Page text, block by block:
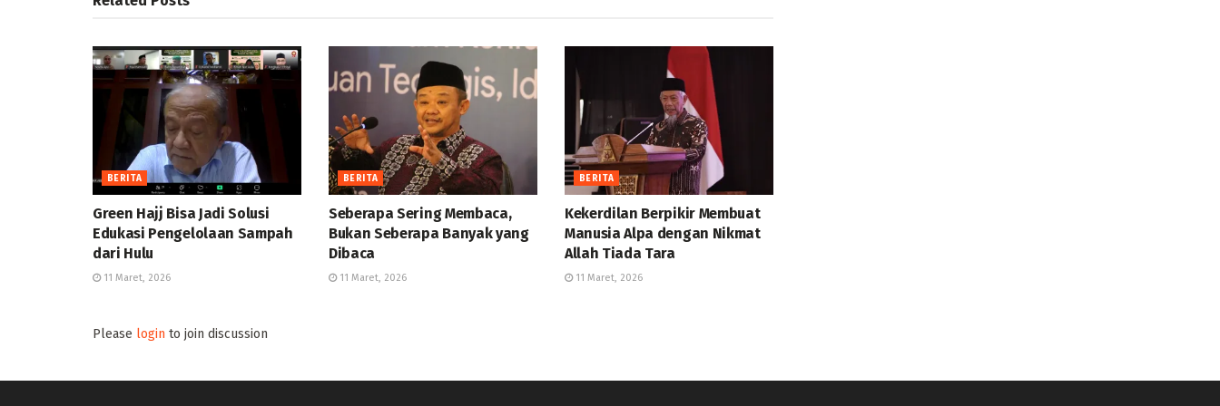
BERITA
Green Hajj Bisa Jadi Solusi
Edukasi Pengelolaan Sampah
dari Hulu
11 Maret, 2026
BERITA
Seberapa Sering Membaca,
Bukan Seberapa Banyak yang
Dibaca
11 Maret, 2026
BERITA
Kekerdilan Berpikir Membuat
Manusia Alpa dengan Nikmat
Allah Tiada Tara
11 Maret, 2026
Please login to join discussion